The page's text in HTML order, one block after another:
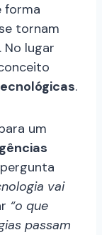
forma
tornam
lugar
.
um
vai
“o que
passam